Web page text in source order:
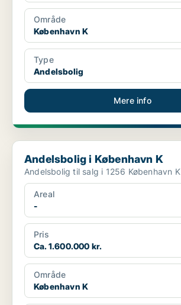
Område
København K
Type
Andelsbolig
Mere info
Andelsbolig i København K
Andelsbolig i København K
Andelsbolig til salg i 1256 København K
Areal
-
Pris
Ca. 1.600.000 kr.
Område
København K